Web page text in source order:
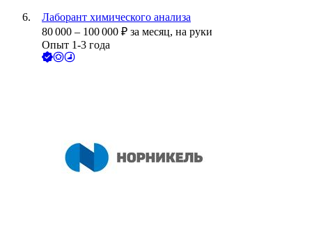
Лаборант химического анализа
80 000 – 100 000 ₽ за месяц, на руки
Опыт 1-3 года